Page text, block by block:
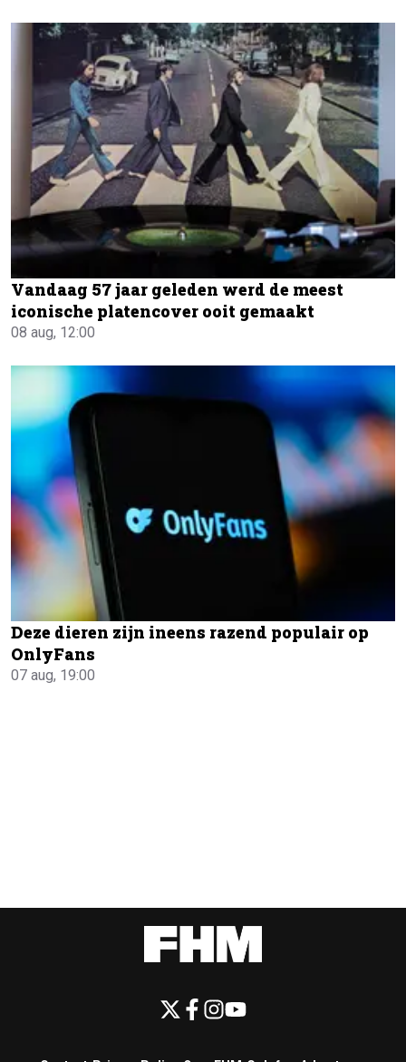
Vandaag 57 jaar geleden werd de meest
iconische platencover ooit gemaakt
08 aug, 12:00
Deze dieren zijn ineens razend populair op
OnlyFans
07 aug, 19:00